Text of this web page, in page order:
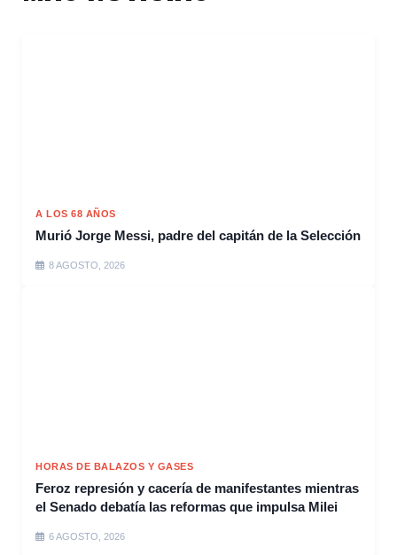
A LOS 68 AÑOS
Murió Jorge Messi, padre del capitán de la Selección
8 AGOSTO, 2026
HORAS DE BALAZOS Y GASES
Feroz represión y cacería de manifestantes mientras
el Senado debatía las reformas que impulsa Milei
6 AGOSTO, 2026